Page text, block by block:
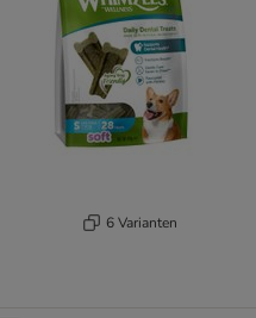
6 Varianten